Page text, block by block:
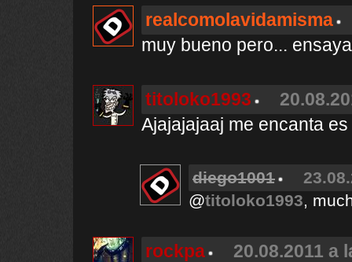
realcomolavidamisma
muy bueno pero...
titoloko1993
Ajajajajaaj me encanta
diego1001
@titoloko1993,
rockpa
20.08.2011 a